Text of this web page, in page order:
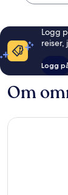
Logg
reiser,
Logg
Om